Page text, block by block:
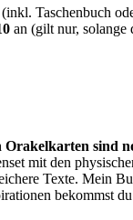
Taschenbuch
an (gilt nur, solange
Orakelkarten sind
mit den
Texte. Mein
bekommst